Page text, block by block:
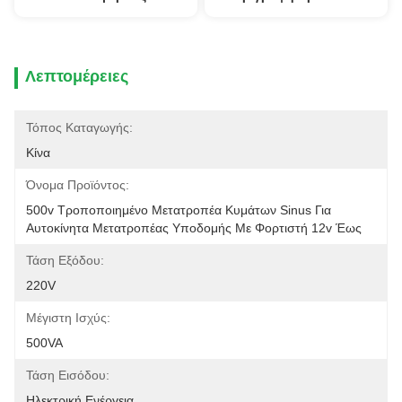
Λεπτομέρειες
Τόπος Καταγωγής:
Κίνα
Όνομα Προϊόντος:
500v Τροποποιημένο Μετατροπέα Κυμάτων Sinus Για
Αυτοκίνητα Μετατροπέας Υποδομής Με Φορτιστή 12v Έως
Τάση Εξόδου:
220V
Μέγιστη Ισχύς:
500VA
Τάση Εισόδου: